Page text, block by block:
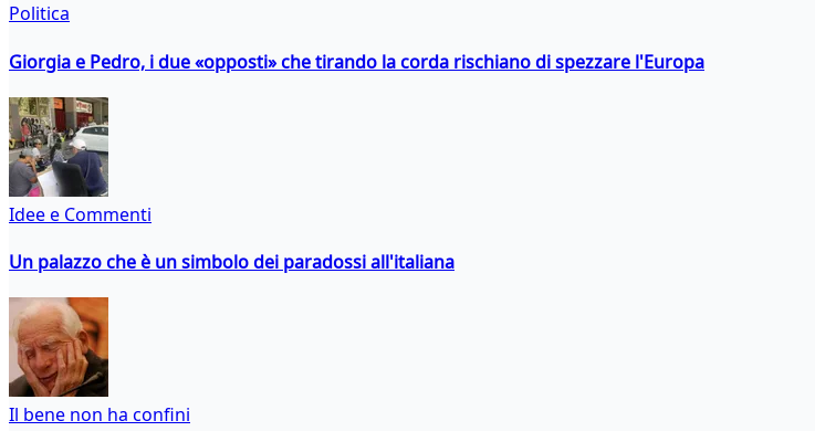
Politica
Giorgia e Pedro, i due «opposti» che tirando la corda rischiano di spezzare l'Europa
Idee e Commenti
Un palazzo che è un simbolo dei paradossi all'italiana
Il bene non ha confini